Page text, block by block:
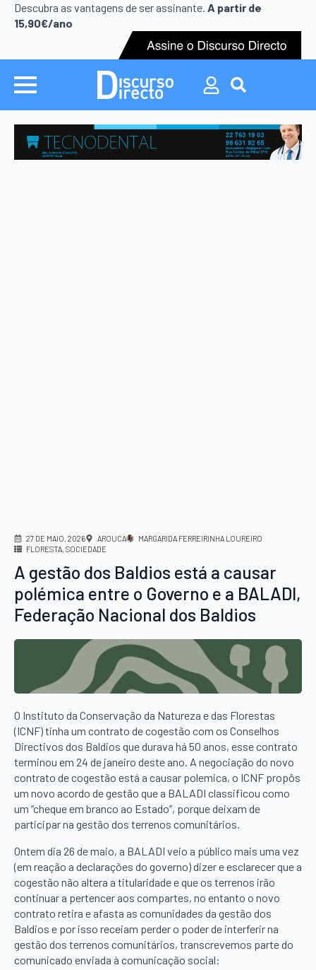
Descubra as vantagens de ser assinante. A partir de
15,90€/ano
Search
for:
Search
27 DE MAIO, 2026 AROUCA
MARGARIDA FERREIRINHA LOUREIRO
FLORESTA SOCIEDADE
A gestão dos Baldios está a causar
polémica entre o Governo e a BALADI,
Federação Nacional dos Baldios
O Instituto da Conservação da Natureza e das Florestas
(ICNF) tinha um contrato de cogestão com os Conselhos
Directivos dos Baldios que durava há 50 anos, esse contrato
terminou em 24 de janeiro deste ano. A negociação do novo
contrato de cogestão está a causar polemica, o ICNF propôs
um novo acordo de gestão que a BALADI classificou como
um “cheque em branco ao Estado”, porque deixam de
participar na gestão dos terrenos comunitários.
Ontem dia 26 de maio, a BALADI veio a público mais uma vez
(em reação a declarações do governo) dizer e esclarecer que a
cogestão não altera a titularidade e que os terrenos irão
continuar a pertencer aos compartes, no entanto o novo
contrato retira e afasta as comunidades da gestão dos
Baldios e por isso receiam perder o poder de interferir na
gestão dos terrenos comunitários, transcrevemos parte do
comunicado enviada à comunicação social: